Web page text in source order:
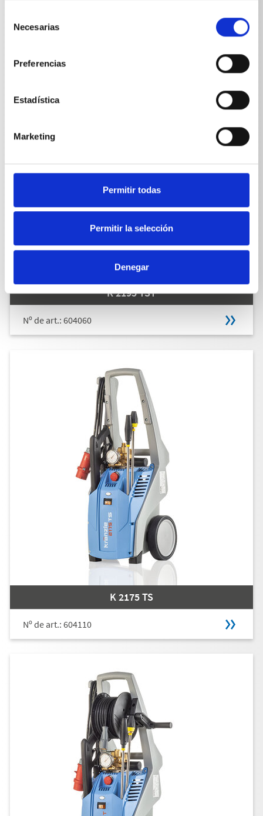
Necesarias
Preferencias
Estadística
Marketing
Permitir todas
Permitir la selección
Denegar
K 2195 TST
Nº de art.: 604060
K 2175 TS
Nº de art.: 604110